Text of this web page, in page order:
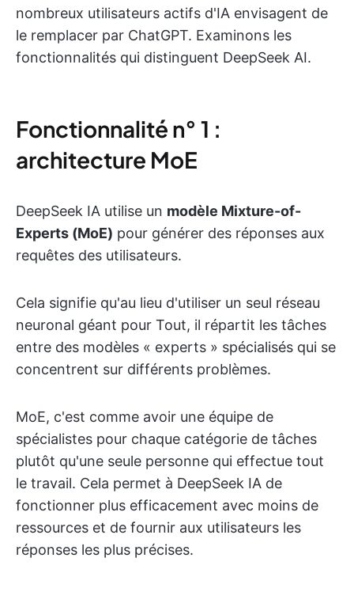
nombreux utilisateurs actifs d'IA envisagent de
le remplacer par ChatGPT. Examinons les
fonctionnalités qui distinguent DeepSeek AI.
Fonctionnalité n° 1 :
architecture MoE
DeepSeek IA utilise un modèle Mixture-of-
Experts (MoE) pour générer des réponses aux
requêtes des utilisateurs.
Cela signifie qu'au lieu d'utiliser un seul réseau
neuronal géant pour Tout, il répartit les tâches
entre des modèles « experts » spécialisés qui se
concentrent sur différents problèmes.
MoE, c'est comme avoir une équipe de
spécialistes pour chaque catégorie de tâches
plutôt qu'une seule personne qui effectue tout
le travail. Cela permet à DeepSeek IA de
fonctionner plus efficacement avec moins de
ressources et de fournir aux utilisateurs les
réponses les plus précises.